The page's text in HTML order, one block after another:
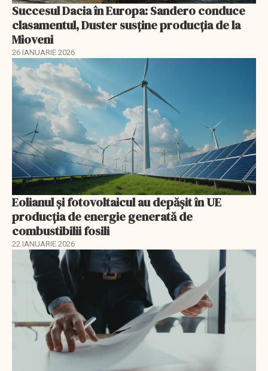
Succesul Dacia în Europa: Sandero conduce
clasamentul, Duster susține producția de la
Mioveni
26 IANUARIE 2026
Eolianul și fotovoltaicul au depășit în UE
producția de energie generată de
combustibilii fosili
22 IANUARIE 2026